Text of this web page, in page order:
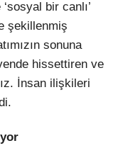
bir canlı’
şekillenmiş
sonuna
hissettiren ve
İnsan ilişkileri